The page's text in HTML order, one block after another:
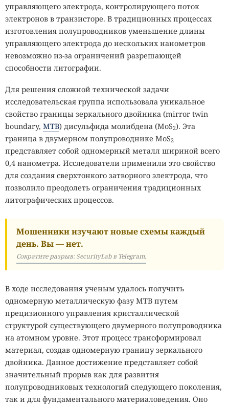
управляющего электрода, контролирующего поток
электронов в транзисторе. В традиционных процессах
изготовления полупроводников уменьшение длины
управляющего электрода до нескольких нанометров
невозможно из-за ограничений разрешающей
способности литографии.
Для решения сложной технической задачи
исследовательская группа использовала уникальное
свойство границы зеркального двойника (mirror twin
boundary, MTB) дисульфида молибдена (MoS2). Эта
граница в двумерном полупроводнике MoS2
представляет собой одномерный металл шириной всего
0,4 нанометра. Исследователи применили это свойство
для создания сверхтонкого затворного электрода, что
позволило преодолеть ограничения традиционных
литографических процессов.
Мошенники изучают новые схемы каждый
день. Вы — нет.
Сократите разрыв: SecurityLab в Telegram.
В ходе исследования ученым удалось получить
одномерную металлическую фазу MTB путем
прецизионного управления кристаллической
структурой существующего двумерного полупроводника
на атомном уровне. Этот процесс трансформировал
материал, создав одномерную границу зеркального
двойника. Данное достижение представляет собой
значительный прорыв как для развития
полупроводниковых технологий следующего поколения,
так и для фундаментального материаловедения. Оно